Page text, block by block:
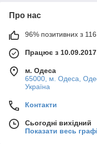
Про нас
96% позитивних з 116
Працює з 10.09.2017
м. Одеса
65000, м. Одеса,
Україна
Контакти
Сьогодні вихідний
Показати весь